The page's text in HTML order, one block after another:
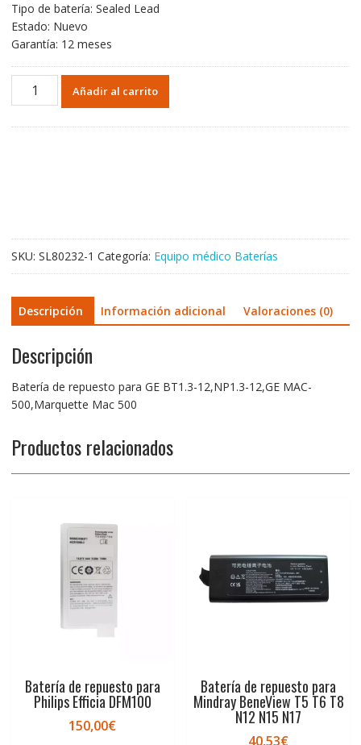
Tipo de batería: Sealed Lead
Estado: Nuevo
Garantía: 12 meses
Batería
500,Marquette
Mac
500
cantidad
Añadir al carrito
SKU: SL80232-1 Categoría: Equipo médico Baterías
Descripción Información adicional Valoraciones (0)
Descripción
Batería de repuesto para GE BT1.3-12,NP1.3-12,GE MAC-
500,Marquette Mac 500
Productos relacionados
Batería de repuesto para
Philips Efficia DFM100
150,00€
Batería de repuesto para
Mindray BeneView T5 T6 T8
N12 N15 N17
40,53€